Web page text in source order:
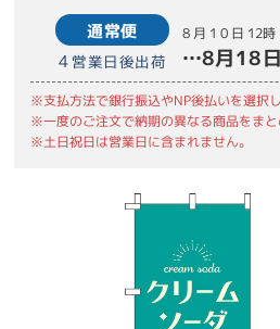
通常便
4 営業日後出荷
8月10日 12時
…8月18日
※支払方法で銀行振込やNP後払いを選択
※一度のご注文で納期の異なる商品をま
※土日祝日は営業日に含まれません。